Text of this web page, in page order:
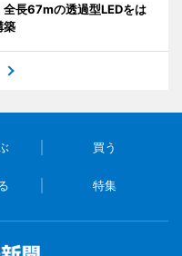
長67mの透過型LEDをは
築
買う
特集